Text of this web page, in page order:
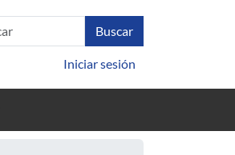
Iniciar sesión